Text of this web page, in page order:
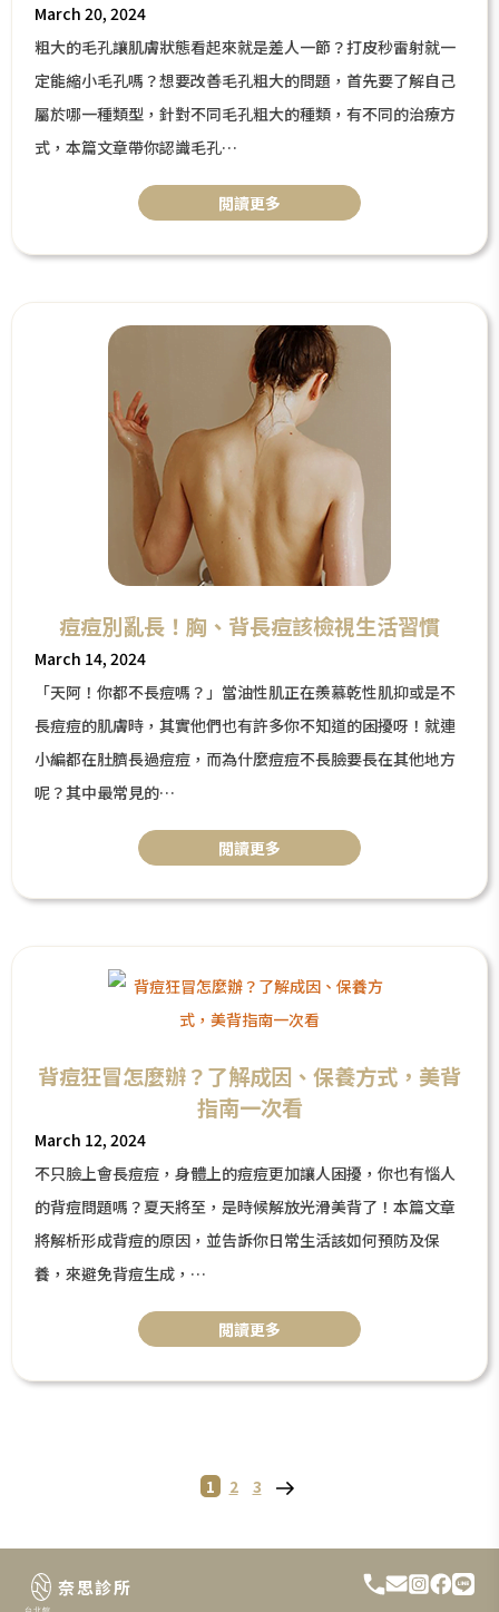
March 20, 2024
粗大的毛孔讓肌膚狀態看起來就是差人一節？打皮秒雷射就一
定能縮小毛孔嗎？想要改善毛孔粗大的問題，首先要了解自己
屬於哪一種類型，針對不同毛孔粗大的種類，有不同的治療方
式，本篇文章帶你認識毛孔
功能，並分析五大類毛孔粗大，推薦相對應的醫美療程。
閲讀更多
痘痘別亂長！胸、背長痘該檢視生活習慣
March 14, 2024
「天阿！你都不長痘嗎？」當油性肌正在羨慕乾性肌抑或是不
長痘痘的肌膚時，其實他們也有許多你不知道的困擾呀！就連
小編都在肚臍長過痘痘，而為什麼痘痘不長臉要長在其他地方
呢？其中最常見的
就是胸口痘、背痘，一不小心摳到就會鮮血直流，或因此留下
疤痕，本篇將針對以上困擾做一次性的統整，究竟
閲讀更多
背痘狂冒怎麼辦？了解成因、保養方式，美背
指南一次看
March 12, 2024
不只臉上會長痘痘，身體上的痘痘更加讓人困擾，你也有惱人
的背痘問題嗎？夏天將至，是時候解放光滑美背了！本篇文章
將解析形成背痘的原因，並告訴你日常生活該如何預防及保
養，來避免背痘生成，
以及醫美療程如何幫助改善背痘、痘印問題。
閲讀更多
P
o
Page
1 Page
2 Page
3
Next
奈思診所